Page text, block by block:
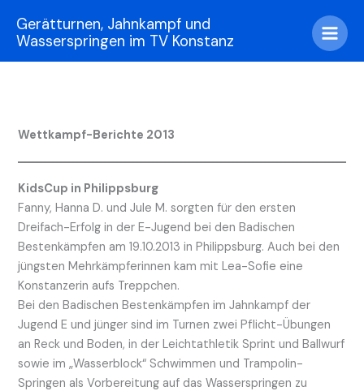
Inhalt
springen
Gerätturnen, Jahnkampf und
Wasserspringen im TV Konstanz
Wettkampf-Berichte 2013
KidsCup in Philippsburg
Fanny, Hanna D. und Jule M. sorgten für den ersten
Dreifach-Erfolg in der E-Jugend bei den Badischen
Bestenkämpfen am 19.10.2013 in Philippsburg. Auch bei den
jüngsten Mehrkämpferinnen kam mit Lea-Sofie eine
Konstanzerin aufs Treppchen.
Bei den Badischen Bestenkämpfen im Jahnkampf der
Jugend E und jünger sind im Turnen zwei Pflicht-Übungen
an Reck und Boden, in der Leichtathletik Sprint und Ballwurf
sowie im „Wasserblock“ Schwimmen und Trampolin-
Springen als Vorbereitung auf das Wasserspringen zu